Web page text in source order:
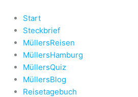
Inhalt
springen
Start
Steckbrief
MüllersReisen
MüllersHamburg
MüllersQuiz
MüllersBlog
Reisetagebuch